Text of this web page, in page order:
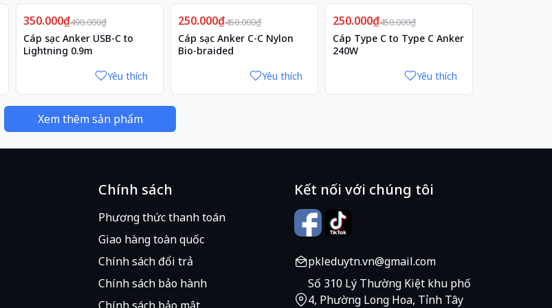
Giảm29%
350.000₫490.000₫
Cáp sạc Anker USB-C to
Lightning 0.9m
Yêu thích
Giảm44%
250.000₫450.000₫
Cáp sạc Anker C-C Nylon
Bio-braided
Yêu thích
Giảm44%
250.000₫450.000₫
Cáp Type C to Type C Anker
240W
Yêu thích
Xem thêm sản phẩm
Chính sách
Phương thức thanh toán
Giao hàng toàn quốc
Chính sách đổi trả
Chính sách bảo hành
Kết nối với chúng tôi
pkleduytn.vn@gmail.com
Số 310 Lý Thường Kiệt khu phố
4, Phường Long Hoa, Tỉnh Tây